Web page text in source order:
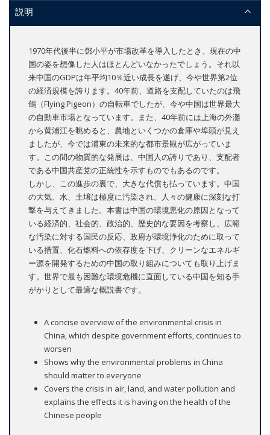
説明
1970年代後半に鄧小平が市場改革を導入したとき、現在の中
国の姿を想像した人はほとんどいなかったでしょう。それ以
来中国のGDPは年平均10％近い成長を遂げ、今や世界第2位
の経済規模を誇ります。40年前、道路を支配していたのは飛
鴿（Flying Pigeon）の自転車でしたが、今や中国は世界最大
の自動車市場となっています。また、40年前には上海の外灘
から黄浦江を眺めると、農地といくつかの倉庫や埠頭が見え
ましたが、今では浦東の未来的な都市景観が広がっていま
す。この間の物質的な発展は、中国人の誇りであり、支配者
である中国共産党の正統性を示すものでもあるのです。
しかし、この進歩の裏で、大きな代償も払っています。中国
の大気、水、土壌は極度に汚染され、人々の健康に深刻な打
撃を与えてきました。本書は中国の環境悪化の原因となって
いる経済的、社会的、政治的、歴史的な要因を考察し、広範
な汚染に対する国民の反応、政府が環境浄化のために取って
いる措置、化石燃料への依存度を下げ、クリーンなエネルギ
ー源を開発するための中国の取り組みについても取り上げま
す。世界で最も困難な環境危機に直面している中国を知る手
がかりとして最適な概説書です。
A concise overview of the environmental crisis in
China, which despite government efforts, continues to
worsen
Shows why the environmental problems in China
should matter to everyone
Covers the crisis in air, land, and water pollution and
explains the effects it is having on the health of the
Chinese people